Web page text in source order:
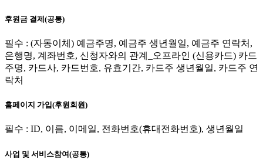
후원금 결제(공통)
필수 : (자동이체) 예금주명, 예금주 생년월일, 예금주 연락처,
은행명, 계좌번호, 신청자와의 관계_오프라인 (신용카드) 카드
주명, 카드사, 카드번호, 유효기간, 카드주 생년월일, 카드주 연
락처
홈페이지 가입(후원회원)
필수 : ID, 이름, 이메일, 전화번호(휴대전화번호), 생년월일
사업 및 서비스참여(공통)